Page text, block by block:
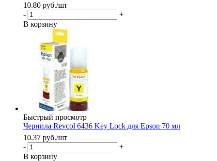
10.80 руб./шт
-
+
В корзину
Быстрый просмотр
Чернила Revcol 6436 Key Lock для Epson 70 мл
10.37 руб./шт
-
+
В корзину